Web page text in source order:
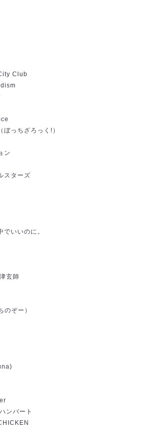
Club
ぼっちざろっく!）
ン
スターズ
でいいのに。
玄師
ぞー）
ンバート